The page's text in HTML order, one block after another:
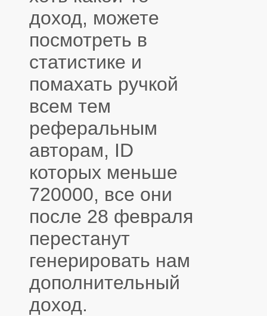
доход, можете
посмотреть в
статистике и
помахать ручкой
всем тем
реферальным
авторам, ID
которых меньше
720000, все они
после 28 февраля
перестанут
генерировать нам
дополнительный
доход.